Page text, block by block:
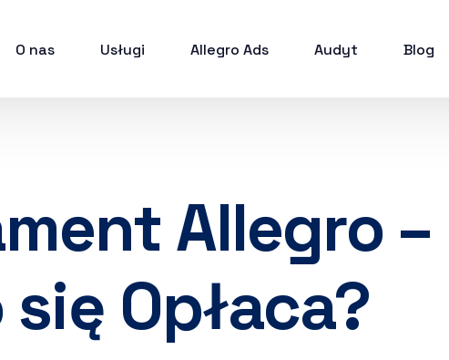
O nas Usługi Allegro Ads Audyt Blog
Allegro –
Opłaca?